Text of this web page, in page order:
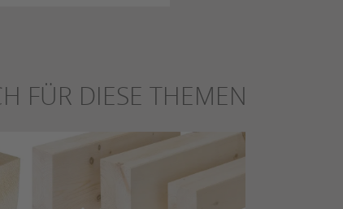
FÜR DIESE THEMEN